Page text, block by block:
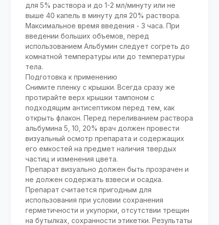
для 5% раствора и до 1-2 мл/минуту или не
выше 40 капель в минуту для 20% раствора.
Максимальное время введения - 3 часа. При
введении больших объемов, перед
использованием Альбумин следует согреть до
комнатной температуры или до температуры
тела.
Подготовка к применению
Снимите пленку с крышки. Всегда сразу же
протирайте верх крышки тампоном с
подходящим антисептиком перед тем, как
открыть флакон. Перед переливанием раствора
альбумина 5, 10, 20% врач должен провести
визуальный осмотр препарата и содержащих
его емкостей на предмет наличия твердых
частиц и изменения цвета.
Препарат визуально должен быть прозрачен и
не должен содержать взвеси и осадка.
Препарат считается пригодным для
использования при условии сохранения
герметичности и укупорки, отсутствии трещин
на бутылках, сохранности этикетки. Результаты